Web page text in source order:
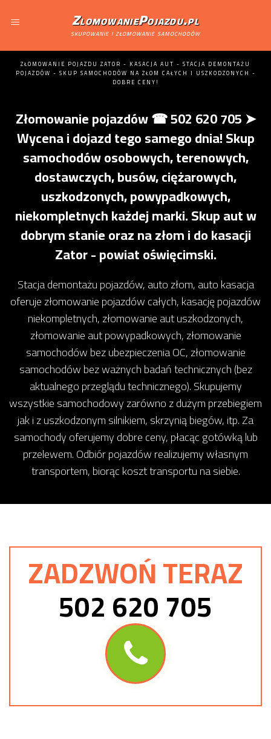
ZlomowaniePojazdu.pl
skupowanie i złomowanie samochodów
ZŁOMOWANIE POJAZDU ZATOR - KASACJA AUT - STACJA DEMONTAŻU
POJAZDÓW - SKUP SAMOCHODÓW NA ZŁOM CAŁYCH I USZKODZONYCH -
DOBRE CENY!
Złomowanie pojazdów ☎ 502 620 705 ➤
Wycena i dojazd tego samego dnia! Skup
samochodów osobowych, terenowych,
dostawczych, busów, ciężarowych,
uszkodzonych, powypadkowych,
niekompletnych każdej marki. Skup aut w
dobrym stanie oraz na złom i do kasacji
Zator - powiat oświęcimski.
Stacja demontażu pojazdów, auto złom, auto kasacja
oferuje złomowanie pojazdów całych, kasację pojazdów
niekompletnych, złomowanie aut uszkodzonych,
złomowanie aut powypadkowych, złomowanie
samochodów bez ubezpieczenia OC, złomowanie
samochodów bez ważnych badań technicznych (bez
aktualnego przeglądu technicznego). Skupujemy
wszystkie samochodowy zarówno z dużym przebiegiem
jak i z uszkodzonym silnikiem, skrzynią biegów, itp. Za
samochody oferujemy dobre ceny, płacąc gotówką lub
przelewem. Odbiór pojazdów realizujemy własnym
transportem, biorąc koszt transportu na siebie.
ZADZWOŃ TERAZ
502 620 705